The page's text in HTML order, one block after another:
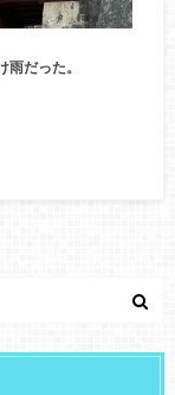
雨だった。